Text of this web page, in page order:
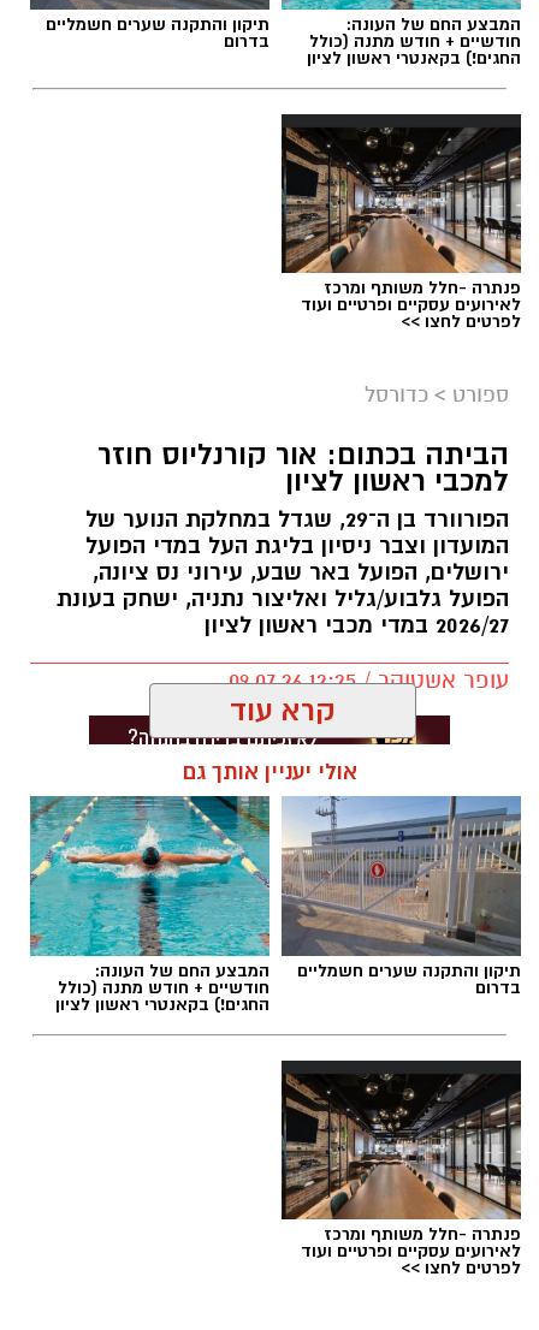
המבצע החם של העונה:
חודשיים + חודש מתנה (כולל
החגים!) בקאנטרי ראשון לציון
תיקון והתקנה שערים חשמליים
בדרום
פנתרה -חלל משותף ומרכז
לאירועים עסקיים ופרטיים ועוד
לפרטים לחצו >>
ספורט > כדורסל
הביתה בכתום: אור קורנליוס חוזר
למכבי ראשון לציון
הפורוורד בן ה־29, שגדל במחלקת הנוער של
המועדון וצבר ניסיון בליגת העל במדי הפועל
ירושלים, הפועל באר שבע, עירוני נס ציונה,
הפועל גלבוע/גליל ואליצור נתניה, ישחק בעונת
2026/27 במדי מכבי ראשון לציון
עופר אשטוקר / 12:25 09.07.26
תגים:מכבי ראשון לציון, אור קורלניוס
קרא עוד
אולי יעניין אותך גם
תיקון והתקנה שערים חשמליים
בדרום
המבצע החם של העונה:
חודשיים + חודש מתנה (כולל
החגים!) בקאנטרי ראשון לציון
פנתרה -חלל משותף ומרכז
לאירועים עסקיים ופרטיים ועוד
לפרטים לחצו >>